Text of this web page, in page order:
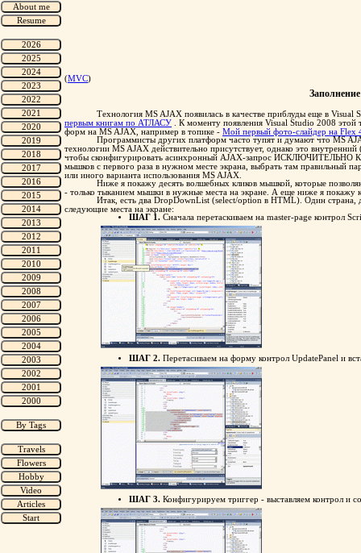
(MVC)
Технология MS AJAX появилась в качестве приблуды еще в
первым книгам по АТЛАСУ . К моменту появления Visual Studio 2008 этой
форм на MS AJAX, например в топике - Мой первый фото-слайдер на Flex
Программисты других платформ часто тупят и думают что MS
технологии MS AJAX действительно присутствует, однако это
чтобы сконфигурировать асинхронный AJAX-запрос ИСКЛЮЧИТЕЛЬНО
мышков с первого раза в нужном месте экрана, выбрать там правильный
или иного варианта использования MS AJAX.
Ниже я покажу десять волшебных кликов мышкой, которые
- только тыканием мышки в нужные места на экране. А еще ниже я покажу
Итак, есть два DropDownList (select/option в HTML). Один
следующие места на экране:
ШАГ 1. Cначала перетаскиваем на master-page контрол
ШАГ 2. Перетасиваем на форму контрол UpdatePanel и
ШАГ 3. Конфигурируем триггер - выставляем контрол и